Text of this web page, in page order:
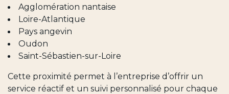
Agglomération nantaise
Loire-Atlantique
Pays angevin
Oudon
Saint-Sébastien-sur-Loire
Cette proximité permet à l’entreprise d’offrir un
service réactif et un suivi personnalisé pour chaque